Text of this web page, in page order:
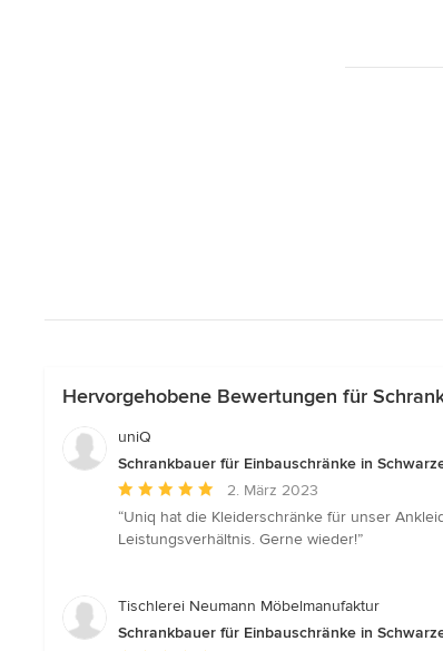
Hervorgehobene Bewertungen für
uniQ
Schrankbauer für Einbauschränke in
Durchschnittliche
Bewertung:
5
Sternen
2. März 2023
“Uniq hat die Kleiderschränke für unser
Leistungsverhältnis. Gerne wieder!”
Tischlerei Neumann Möbelmanufaktur
Schrankbauer für Einbauschränke in